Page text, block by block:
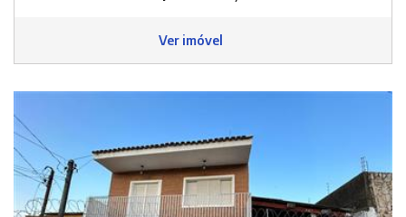
Ver imóvel